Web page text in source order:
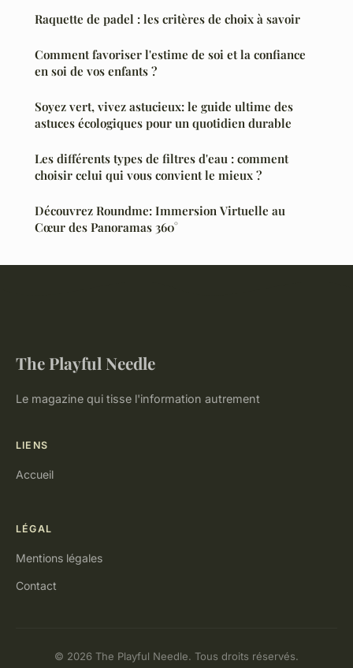
Raquette de padel : les critères de choix à savoir
Comment favoriser l'estime de soi et la confiance
en soi de vos enfants ?
Soyez vert, vivez astucieux: le guide ultime des
astuces écologiques pour un quotidien durable
Les différents types de filtres d'eau : comment
choisir celui qui vous convient le mieux ?
Découvrez Roundme: Immersion Virtuelle au
Cœur des Panoramas 360°
The Playful Needle
Le magazine qui tisse l'information autrement
LIENS
Accueil
LÉGAL
Mentions légales
Contact
© 2026 The Playful Needle. Tous droits réservés.